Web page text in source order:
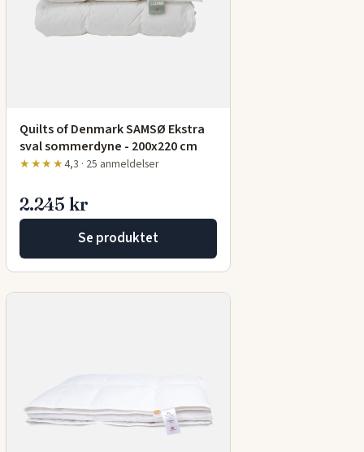
Quilts of Denmark SAMSØ Ekstra
sval sommerdyne - 200x220 cm
★★★★4,3 · 25 anmeldelser
2.245 kr
Se produktet